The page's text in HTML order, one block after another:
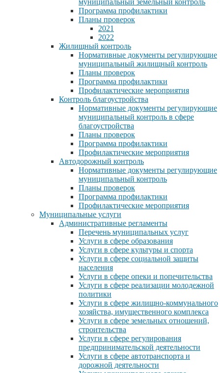
Программа профилактики
Планы проверок
2021
2022
Жилищный контроль
Нормативные документы регулирующие
муниципальный жилищный контроль
Планы проверок
Программа профилактики
Профилактические мероприятия
Контроль благоустройства
Нормативные документы регулирующие
муниципальный контроль в сфере
благоустройства
Планы проверок
Программа профилактики
Профилактические мероприятия
Автодорожный контроль
Нормативные документы регулирующие
муниципальный контроль
Планы проверок
Программа профилактики
Профилактические мероприятия
Муниципальные услуги
Административные регламенты
Перечень муниципальных услуг
Услуги в сфере образования
Услуги в сфере культуры и спорта
Услуги в сфере социальной защиты
населения
Услуги в сфере опеки и попечительства
Услуги в сфере реализации молодежной
политики
Услуги в сфере жилищно-коммунального
хозяйства, имущественного комплекса
Услуги в сфере земельных отношений,
строительства
Услуги в сфере регулирования
предпринимательской деятельности
Услуги в сфере автотранспорта и
дорожной деятельности